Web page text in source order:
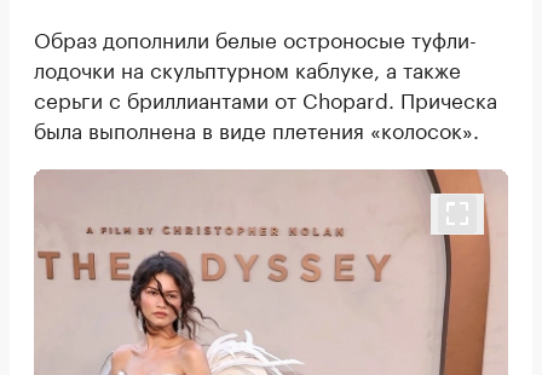
Образ дополнили белые остроносые туфли-
лодочки на скульптурном каблуке, а также
серьги с бриллиантами от Chopard. Прическа
была выполнена в виде плетения «колосок».